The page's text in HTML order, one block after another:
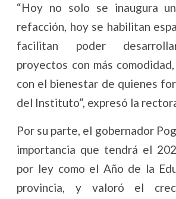
“Hoy no solo se inaugura
refacción, hoy se habilitan
facilitan poder
proyectos con más
con el bienestar de quienes
del Instituto”, expresó la
Por su parte, el gobernador
importancia que tendrá el
por ley como el Año de la
provincia, y valoró el